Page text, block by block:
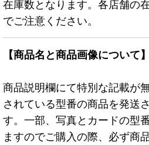
在庫数となります。各店舗の
でご注意ください。
【商品名と商品画像について】
商品説明欄にて特別な記載が
されている型番の商品を発送
す。一部、写真とカードの型
ますのでご購入の際、必ず商